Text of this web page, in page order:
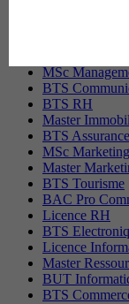
MSc
BTS
BTS RH
Master
BTS Assurance
MSc Marketing
Master
BTS Tourisme
BAC Pro
Licence RH
BTS
Licence
Master
BUT
BTS